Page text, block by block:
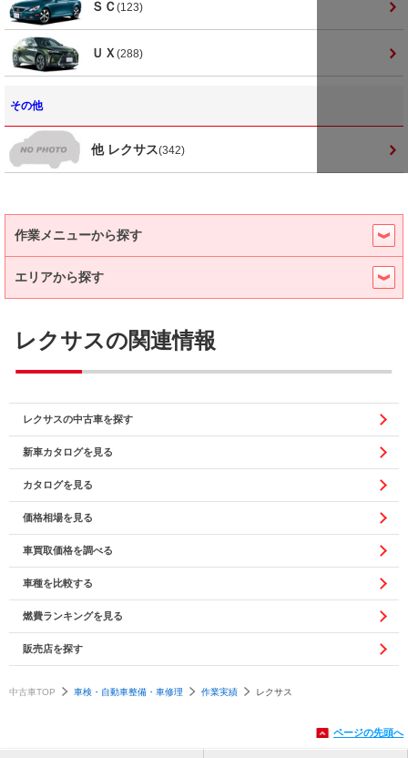
ＳＣ(123)
ＵＸ (288)
その他
他 レクサス(342)
作業メニューから探す
エリアから探す
レクサスの関連情報
レクサスの中古車を探す
新車カタログを見る
カタログを見る
価格相場を見る
車買取価格を調べる
車種を比較する
燃費ランキングを見る
販売店を探す
中古車TOP 車検・自動車整備・車修理 作業実績 レクサス
ページの先頭へ